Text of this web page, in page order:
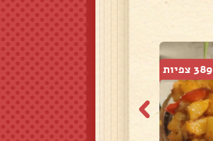
389 צפיות